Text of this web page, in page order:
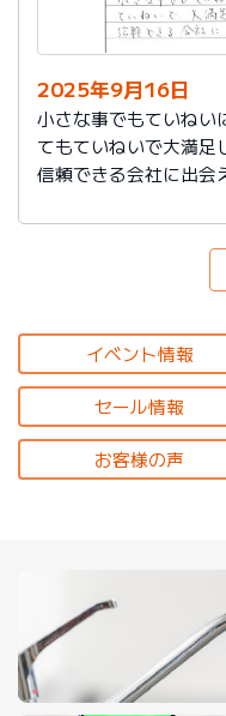
2025年9月16日
小さな事でもていねい
てもていねいで大満足
信頼できる会社に出会
イベント情報
セール情報
お客様の声